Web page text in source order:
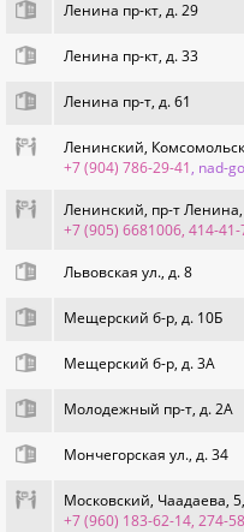
Ленина пр-кт, д. 29
Ленина пр-кт, д. 33
Ленина пр-т, д. 61
Ленинский,
+7 (904) 786-29-41, nad-
Ленинский, пр-т
+7 (905) 6681006, 414-
Львовская ул., д. 8
Мещерский б-р, д. 10Б
Мещерский б-р, д. 3А
Молодежный пр-т, д. 2А
Мончегорская ул., д. 34
Московский, Чаадаева,
+7 (960) 183-62-14, 274-